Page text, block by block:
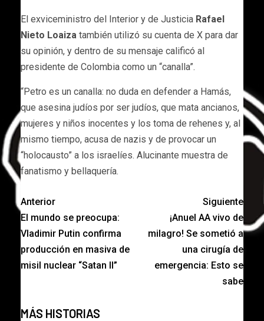
El exviceministro del Interior y de Justicia Rafael
Nieto Loaiza también utilizó su cuenta de X para dar
su opinión, y dentro de su mensaje calificó al
presidente de Colombia como un “canalla”.
“Petro es un canalla: no duda en defender a Hamás,
que asesina judíos por ser judíos, que mata ancianos,
mujeres y niños inocentes y los toma de rehenes y, al
mismo tiempo, acusa de nazis y de provocar un
“holocausto” a los israelíes. Alucinante muestra de
fanatismo y bellaquería.
Anterior
El mundo se preocupa:
Vladimir Putin confirma
producción en masiva de
misil nuclear “Satan II”
Siguiente
¡Anuel AA vivo de
milagro! Se sometió a
una cirugía de
emergencia: Esto se
sabe
MÁS HISTORIAS